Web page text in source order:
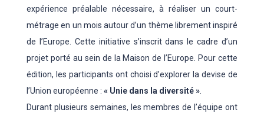
expérience préalable nécessaire, à réaliser un court-
métrage en un mois autour d’un thème librement inspiré
de l’Europe. Cette initiative s’inscrit dans le cadre d’un
projet porté au sein de la Maison de l’Europe. Pour cette
édition, les participants ont choisi d’explorer la devise de
l’Union européenne : « Unie dans la diversité »
Durant plusieurs semaines, les membres de l’équipe ont